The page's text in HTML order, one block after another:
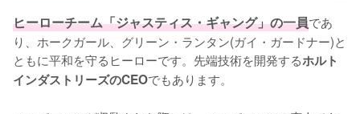
ヒーローチーム「ジャスティス・ギャング」の一員であ
り、ホークガール、グリーン・ランタン(ガイ・ガードナー)と
ともに平和を守るヒーローです。先端技術を開発するホルト
インダストリーズのCEOでもあります。